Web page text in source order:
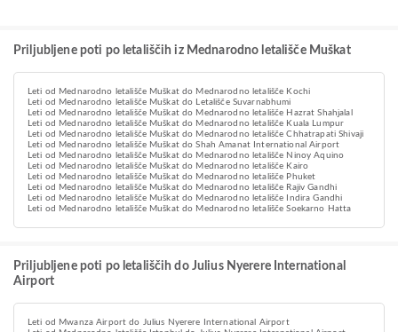
Priljubljene poti po letališčih iz Mednarodno letališče Muškat
Leti od Mednarodno letališče Muškat do Mednarodno letališče Kochi
Leti od Mednarodno letališče Muškat do Letališče Suvarnabhumi
Leti od Mednarodno letališče Muškat do Mednarodno letališče Hazrat Shahjalal
Leti od Mednarodno letališče Muškat do Mednarodno letališče Kuala Lumpur
Leti od Mednarodno letališče Muškat do Mednarodno letališče Chhatrapati Shivaji
Leti od Mednarodno letališče Muškat do Shah Amanat International Airport
Leti od Mednarodno letališče Muškat do Mednarodno letališče Ninoy Aquino
Leti od Mednarodno letališče Muškat do Mednarodno letališče Kairo
Leti od Mednarodno letališče Muškat do Mednarodno letališče Phuket
Leti od Mednarodno letališče Muškat do Mednarodno letališče Rajiv Gandhi
Leti od Mednarodno letališče Muškat do Mednarodno letališče Indira Gandhi
Leti od Mednarodno letališče Muškat do Mednarodno letališče Soekarno Hatta
Priljubljene poti po letališčih do Julius Nyerere International
Airport
Leti od Mwanza Airport do Julius Nyerere International Airport